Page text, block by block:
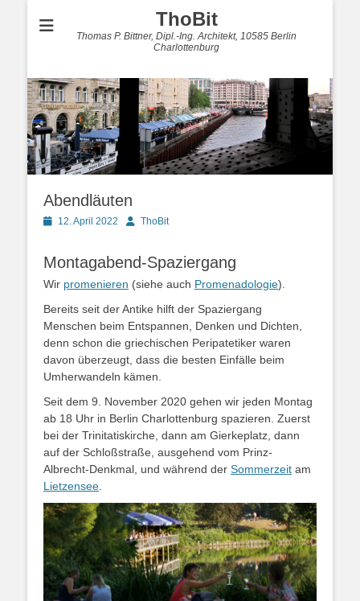
ThoBit
Thomas P. Bittner, Dipl.-Ing. Architekt, 10585 Berlin
Charlottenburg
Abendläuten
Posted12. April 2022 AutorThoBit
Montagabend-Spaziergang
Wir promenieren (siehe auch Promenadologie).
Bereits seit der Antike hilft der Spaziergang
Menschen beim Entspannen, Denken und Dichten,
denn schon die griechischen Peripatetiker waren
davon überzeugt, dass die besten Einfälle beim
Umherwandeln kämen.
Seit dem 9. November 2020 gehen wir jeden Montag
ab 18 Uhr in Berlin Charlottenburg spazieren. Zuerst
bei der Trinitatiskirche, dann am Gierkeplatz, dann
auf der Schloßstraße, ausgehend vom Prinz-
Albrecht-Denkmal, und während der Sommerzeit am
Lietzensee.